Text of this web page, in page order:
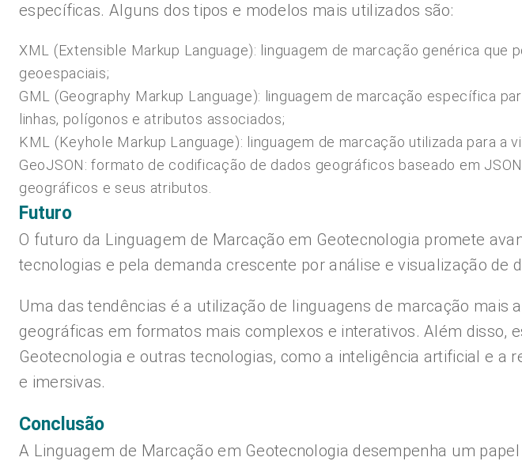
específicas. Alguns dos tipos e modelos mais utilizados são:
XML (Extensible Markup Language): linguagem de marcação genérica
geoespaciais;
GML (Geography Markup Language): linguagem de marcação específica
linhas, polígonos e atributos associados;
KML (Keyhole Markup Language): linguagem de marcação utilizada para
GeoJSON: formato de codificação de dados geográficos baseado em
geográficos e seus atributos.
Futuro
O futuro da Linguagem de Marcação em Geotecnologia promete
tecnologias e pela demanda crescente por análise e visualização de
Uma das tendências é a utilização de linguagens de marcação
geográficas em formatos mais complexos e interativos. Além disso,
Geotecnologia e outras tecnologias, como a inteligência artificial e
e imersivas.
Conclusão
A Linguagem de Marcação em Geotecnologia desempenha um